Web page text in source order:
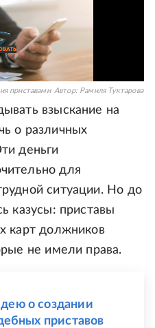
приставами Автор: Рамиля Туктарова
взыскание на
о различных
деньги
для
ситуации. Но до
казусы: приставы
карт должников
не имели права.
о создании
приставов